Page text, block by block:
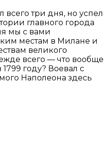
три дня, но успел
главного города
мы с вами
местам в Милане и
великого
всего — что вообще
году? Воевал с
Наполеона здесь